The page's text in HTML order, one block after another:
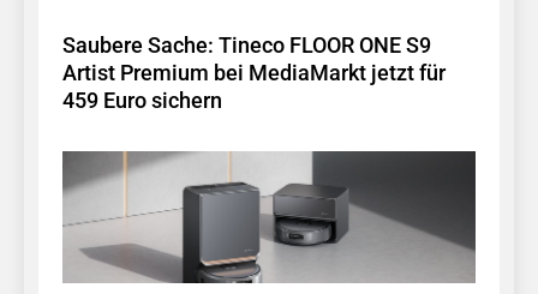
Saubere Sache: Tineco FLOOR ONE S9
Artist Premium bei MediaMarkt jetzt für
459 Euro sichern